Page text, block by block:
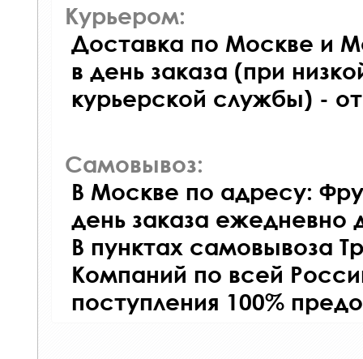
Курьером:
Доставка по Москве и
в день заказа (при
курьерской службы) -
Самовывоз:
В Москве по адресу:
день заказа ежедневно
В пунктах самовывоза
Компаний по всей
поступления 100%